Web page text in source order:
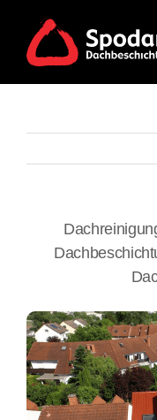
content